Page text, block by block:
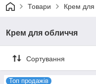
Товари Крем для
Крем для обличчя
Сортування
Топ продажів